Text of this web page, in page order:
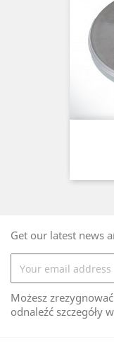
Get our latest news
Możesz
odnaleźć szczegóły